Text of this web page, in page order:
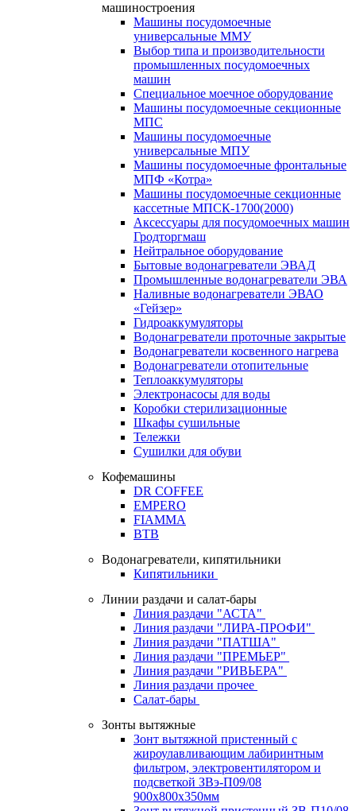
машиностроения
Машины посудомоечные
универсальные ММУ
Выбор типа и производительности
промышленных посудомоечных
машин
Специальное моечное оборудование
Машины посудомоечные секционные
МПС
Машины посудомоечные
универсальные МПУ
Машины посудомоечные фронтальные
МПФ «Котра»
Машины посудомоечные секционные
кассетные МПСК-1700(2000)
Аксессуары для посудомоечных машин
Гродторгмаш
Нейтральное оборудование
Бытовые водонагреватели ЭВАД
Промышленные водонагреватели ЭВА
Наливные водонагреватели ЭВАО
«Гейзер»
Гидроаккумуляторы
Водонагреватели проточные закрытые
Водонагреватели косвенного нагрева
Водонагреватели отопительные
Теплоаккумуляторы
Электронасосы для воды
Коробки стерилизационные
Шкафы сушильные
Тележки
Сушилки для обуви
Кофемашины
DR COFFEE
EMPERO
FIAMMA
BTB
Водонагреватели, кипятильники
Кипятильники
Линии раздачи и салат-бары
Линия раздачи "АСТА"
Линия раздачи "ЛИРА-ПРОФИ"
Линия раздачи "ПАТША"
Линия раздачи "ПРЕМЬЕР"
Линия раздачи "РИВЬЕРА"
Линия раздачи прочее
Салат-бары
Зонты вытяжные
Зонт вытяжной пристенный с
жироулавливающим лабиринтным
фильтром, электровентилятором и
подсветкой ЗВэ-П09/08
900х800х350мм